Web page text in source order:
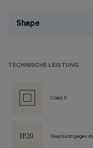
Shape
TECHNISCHE LEISTUNG
Class II
Geschützt gegen